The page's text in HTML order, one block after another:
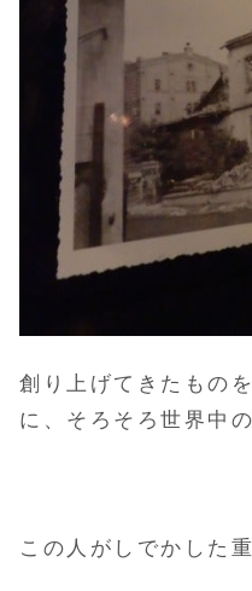
創り上げてきたもの
に、そろそろ世界中
この人がしでかした重